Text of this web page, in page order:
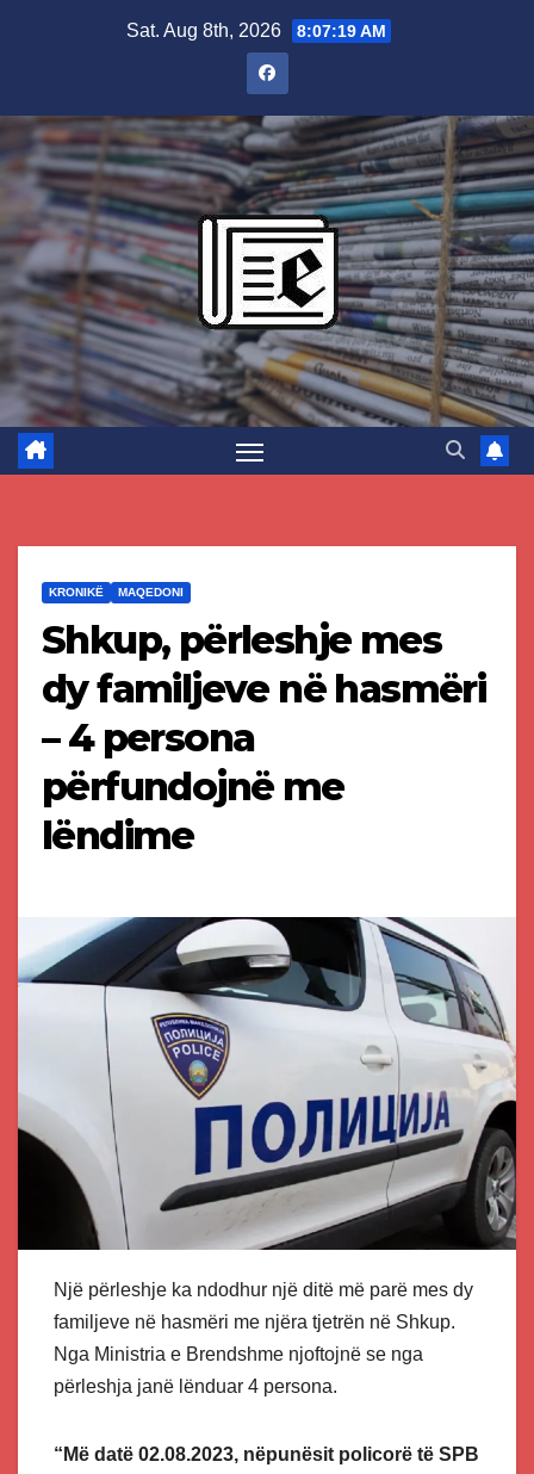
Sat. Aug 8th, 2026 8:07:20 AM
KRONIKË MAQEDONI
Shkup, përleshje mes
dy familjeve në hasmëri
– 4 persona
përfundojnë me
lëndime
Një përleshje ka ndodhur një ditë më parë mes dy
familjeve në hasmëri me njëra tjetrën në Shkup.
Nga Ministria e Brendshme njoftojnë se nga
përleshja janë lënduar 4 persona.
“Më datë 02.08.2023, nëpunësit policorë të SPB